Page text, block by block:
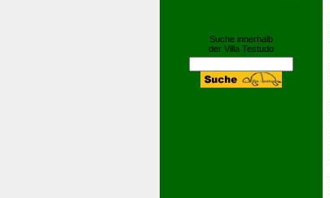
Suche innerhalb
der Villa Testudo